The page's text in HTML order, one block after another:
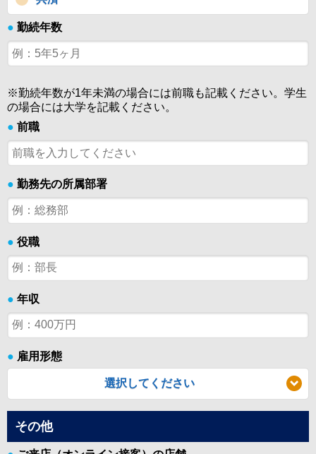
● 勤続年数
※勤続年数が1年未満の場合には前職も記載ください。学生
の場合には大学を記載ください。
● 前職
● 勤務先の所属部署
● 役職
● 年収
● 雇用形態
選択してください
その他